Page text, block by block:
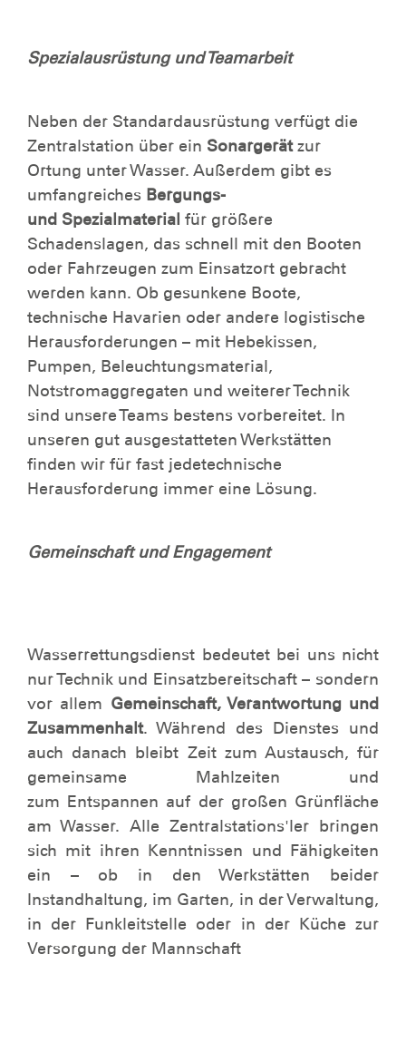
Spezialausrüstung und Teamarbeit
Neben der Standardausrüstung verfügt die
Zentralstation über ein Sonargerätzur
Ortung unter Wasser. Außerdem gibt es
umfangreiches Bergungs-
und Spezialmaterial für größere
Schadenslagen, das schnell mit den Booten
oder Fahrzeugen zum Einsatzort gebracht
werden kann. Ob gesunkene Boote,
technische Havarien oder andere logistische
Herausforderungen – mit Hebekissen,
Pumpen, Beleuchtungsmaterial,
Notstromaggregaten und weiterer Technik
sind unsere Teams bestens vorbereitet. In
unseren gut ausgestatteten Werkstätten
finden wir für fast jedetechnische
Herausforderung immer eine Lösung.
Gemeinschaft und Engagement
Wasserrettungsdienst bedeutet bei uns nicht
nur Technik und Einsatzbereitschaft – sondern
vor allem Gemeinschaft, Verantwortung und
Zusammenhalt. Während des Dienstes und
auch danach bleibt Zeit zum Austausch, für
gemeinsame Mahlzeiten und
zum Entspannen auf der großen Grünfläche
am Wasser. Alle Zentralstations'ler bringen
sich mit ihren Kenntnissen und Fähigkeiten
ein – ob in den Werkstätten beider
Instandhaltung, im Garten, in der Verwaltung,
in der Funkleitstelle oder in der Küche zur
Versorgung der Mannschaft